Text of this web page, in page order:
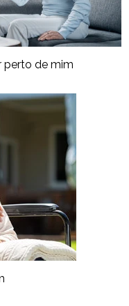
perto de mim